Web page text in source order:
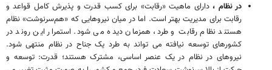
در نظام ،دارای ماهیت «رقابت» برای کسب قدرت و پذیرش کامل قواعد و
رقابت برای مدیریت بهتر است. اما در میان نیروهایی که «هم‌سرنوشت» نظام
هستند نظام رقابت و طرد، همزمان دیده می شود. استمرار این روند در
کشورهای توسعه نیافته می تواند به طرد یک جناح در نظام منتهی شود.
نیروهای در نظام در یک عنصر اساسی، مشترک هستند؛ قدرت: توسعه و